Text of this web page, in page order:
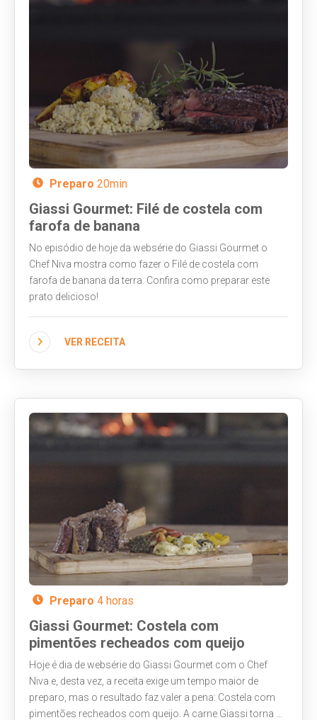
Preparo 20min
Giassi Gourmet: Filé de costela com
farofa de banana
No episódio de hoje da websérie do Giassi Gourmet o
Chef Niva mostra como fazer o Filé de costela com
farofa de banana da terra. Confira como preparar este
prato delicioso!
VER RECEITA
Preparo 4 horas
Giassi Gourmet: Costela com
pimentões recheados com queijo
Hoje é dia de websérie do Giassi Gourmet com o Chef
Niva e, desta vez, a receita exige um tempo maior de
preparo, mas o resultado faz valer a pena: Costela com
pimentões recheados com queijo. A carne Giassi torna o